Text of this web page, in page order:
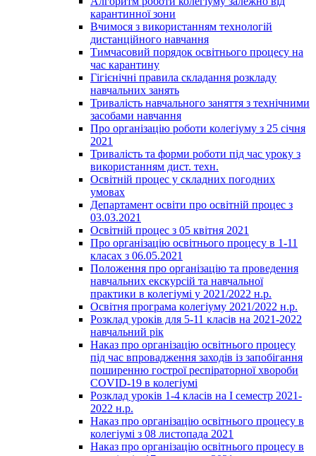
карантинної зони
Вчимося з використанням технологій
дистанційного навчання
Тимчасовий порядок освітнього процесу на
час карантину
Гігієнічні правила складання розкладу
навчальних занять
Тривалість навчального заняття з технічними
засобами навчання
Про організацію роботи колегіуму з 25 січня
2021
Тривалість та форми роботи під час уроку з
використанням дист. техн.
Освітній процес у складних погодних
умовах
Департамент освіти про освітній процес з
03.03.2021
Освітній процес з 05 квітня 2021
Про організацію освітнього процесу в 1-11
класах з 06.05.2021
Положення про організацію та проведення
навчальних екскурсій та навчальної
практики в колегіумі у 2021/2022 н.р.
Освітня програма колегіуму 2021/2022 н.р.
Розклад уроків для 5-11 класів на 2021-2022
навчальний рік
Наказ про організацію освітнього процесу
під час впровадження заходів із запобігання
поширенню гострої респіраторної хвороби
COVID-19 в колегіумі
Розклад уроків 1-4 класів на І семестр 2021-
2022 н.р.
Наказ про організацію освітнього процесу в
колегіумі з 08 листопада 2021
Наказ про організацію освітнього процесу в